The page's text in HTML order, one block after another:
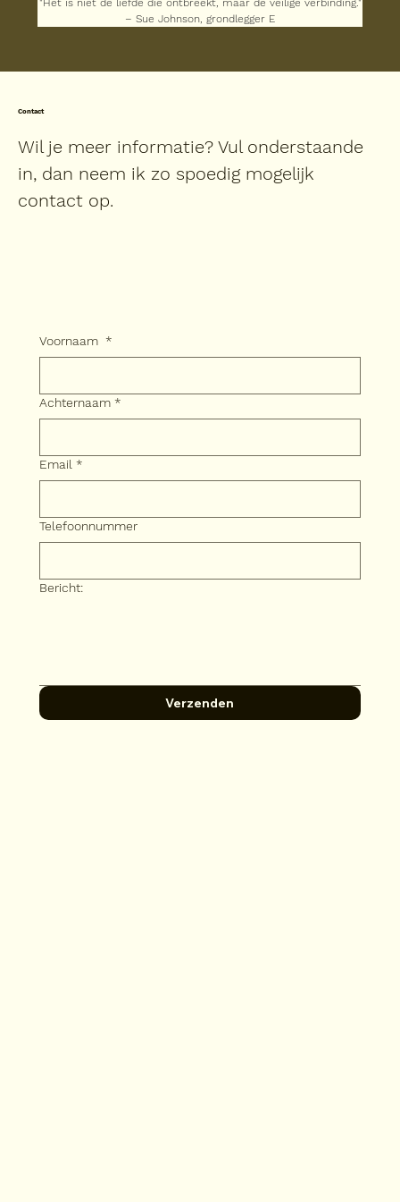
"Het is niet de liefde die ontbreekt, maar de veilige verbinding."
– Sue Johnson, grondlegger E
Contact
Wil je meer informatie? Vul onderstaande
in, dan neem ik zo spoedig mogelijk
contact op.
Voornaam *
Achternaam *
Email *
Telefoonnummer
Bericht:
Verzenden